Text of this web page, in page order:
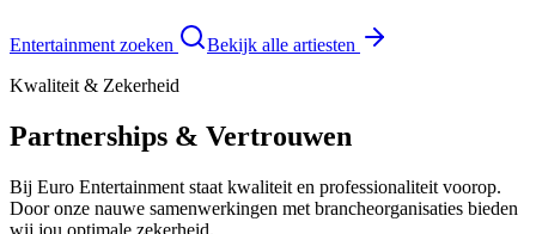
Entertainment zoeken
Bekijk alle artiesten
Kwaliteit & Zekerheid
Partnerships & Vertrouwen
Bij Euro Entertainment staat kwaliteit en professionaliteit voorop.
Door onze nauwe samenwerkingen met brancheorganisaties bieden
wij jou optimale zekerheid.